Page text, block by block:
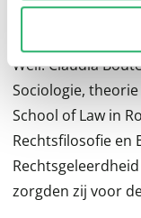
Mounier, Paul
Scheler, Paul
Weil. Claudia
Sociologie,
School of Law in
Rechtsfilosofie en
zorgden zij voor